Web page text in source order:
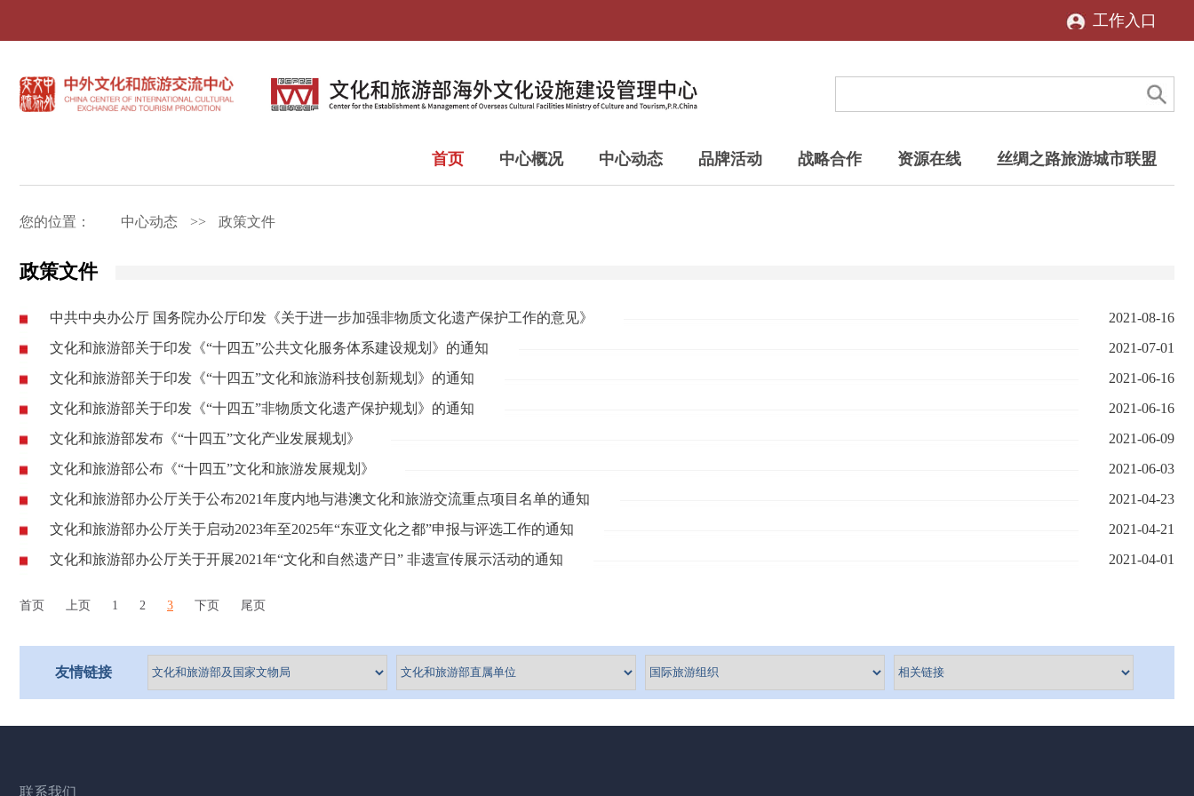
工作入口
丝绸之路旅游城市联盟
资源在线
战略合作
品牌活动
中心动态
中心概况
首页
您的位置： 中心动态 >> 政策文件
政策文件
2021-08-16
中共中央办公厅 国务院办公厅印发《关于进一步加强非物质文化遗产保护工作的意见》
2021-07-01
文化和旅游部关于印发《“十四五”公共文化服务体系建设规划》的通知
2021-06-16
文化和旅游部关于印发《“十四五”文化和旅游科技创新规划》的通知
2021-06-16
文化和旅游部关于印发《“十四五”非物质文化遗产保护规划》的通知
2021-06-09
文化和旅游部发布《“十四五”文化产业发展规划》
2021-06-03
文化和旅游部公布《“十四五”文化和旅游发展规划》
2021-04-23
文化和旅游部办公厅关于公布2021年度内地与港澳文化和旅游交流重点项目名单的通知
2021-04-21
文化和旅游部办公厅关于启动2023年至2025年“东亚文化之都”申报与评选工作的通知
2021-04-01
文化和旅游部办公厅关于开展2021年“文化和自然遗产日” 非遗宣传展示活动的通知
首页 上页 1 2 3 下页 尾页
友情链接
联系我们